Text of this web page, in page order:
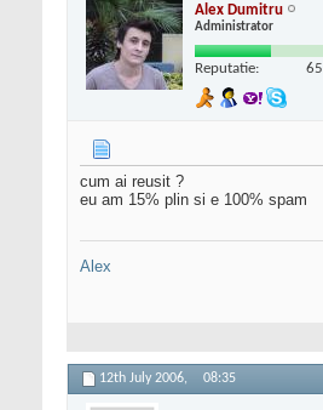
Alex Dumitru
Administrator
Reputatie: 65
cum ai reusit ?
eu am 15% plin si e 100% spam
Alex
12th July 2006, 08:35